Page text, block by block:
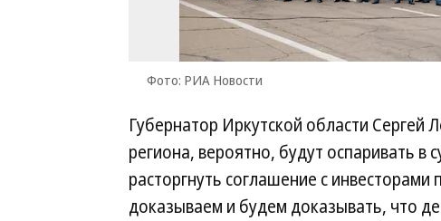
Фото: РИА Новости
Губернатор Иркутской области Сергей
региона, вероятно, будут оспаривать
расторгнуть соглашение с
доказываем и будем доказывать, что